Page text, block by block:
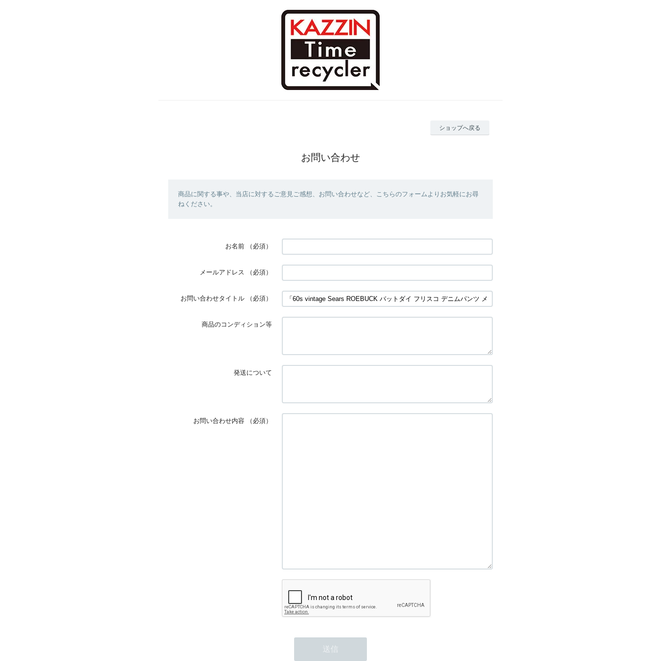
ショップへ戻る
お問い合わせ
商品に関する事や、当店に対するご意見ご感想、お問い合わせなど、こちらのフォームよりお気軽にお尋
ねください。
お名前 （必須）
メールアドレス （必須）
お問い合わせタイトル （必須）
商品のコンディション等
発送について
お問い合わせ内容 （必須）